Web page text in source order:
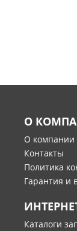
О
О компании
Контакты
Политика
Гарантия и
Каталоги